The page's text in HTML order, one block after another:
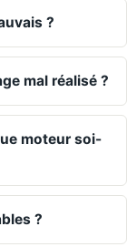
?
mal réalisé ?
moteur soi-
?